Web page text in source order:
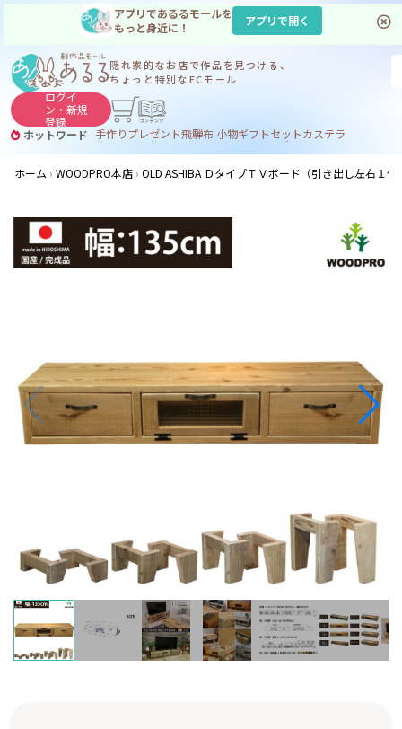
アプリであるるモールを
もっと身近に！
アプリで開く
隠れ家的なお店で作品を見つける、
ちょっと特別なECモール
ログイ
ン・新規
登録
ホットワード 手作りプレゼント飛騨布 小物ギフトセットカステラ
サヌカイト コーヒー
ジンギスカン
ホーム
WOODPRO本店 OLD ASHIBA ＤタイプＴＶボード（引き出し左右